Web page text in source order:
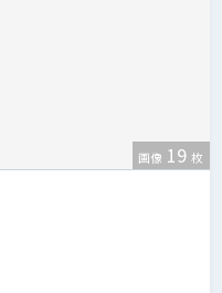
画像 19 枚